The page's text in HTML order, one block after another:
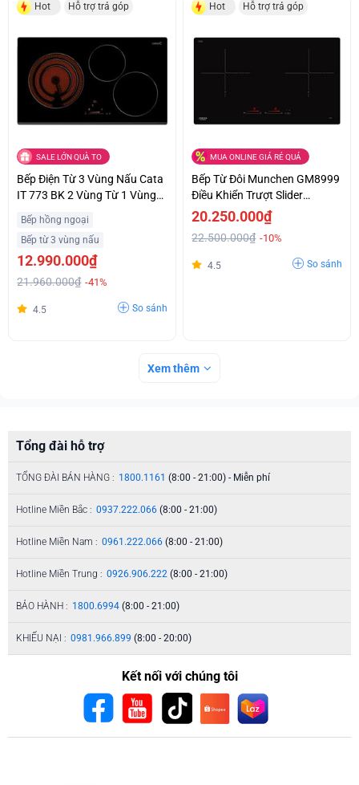
Hot Hỗ trợ trả góp
SALE LỚN QUÀ TO
Bếp Điện Từ 3 Vùng Nấu Cata
IT 773 BK 2 Vùng Từ 1 Vùng
Điện Giá Ưu Đãi
Bếp hồng ngoại
Bếp từ 3 vùng nấu
12.990.000₫
21.960.000₫ -41%
4.5 So sánh
Hot Hỗ trợ trả góp
MUA ONLINE GIÁ RẺ QUÁ
Bếp Từ Đôi Munchen GM8999
Điều Khiển Trượt Slider
Control Siêu Ưu Đãi
20.250.000₫
22.500.000₫ -10%
4.5 So sánh
Xem thêm
Tổng đài hỗ trợ
TỔNG ĐÀI BÁN HÀNG : 1800.1161 (8:00 - 21:00) - Miễn phí
Hotline Miền Bắc : 0937.222.066 (8:00 - 21:00)
Hotline Miền Nam : 0961.222.066 (8:00 - 21:00)
Hotline Miền Trung : 0926.906.222 (8:00 - 21:00)
BẢO HÀNH : 1800.6994 (8:00 - 21:00)
KHIẾU NẠI : 0981.966.899 (8:00 - 20:00)
Kết nối với chúng tôi